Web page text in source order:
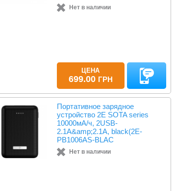
Нет в наличии
ЦЕНА
699.00 ГРН
Портативное зарядное
устройство 2Е SOTA series
10000мА/ч, 2USB-
2.1A&amp;2.1A, black(2E-
PB1006AS-BLAC
Нет в наличии